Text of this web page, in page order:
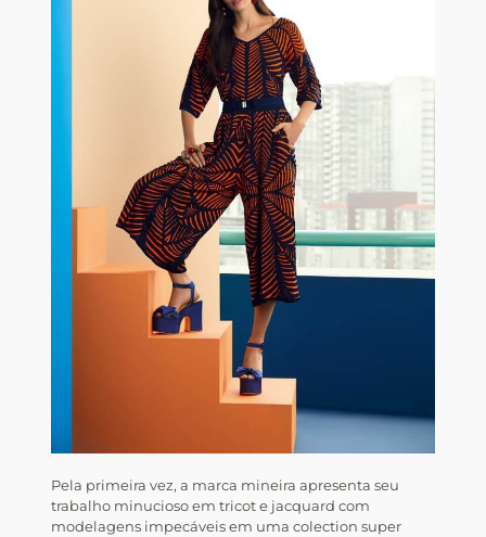
Pela primeira vez, a marca mineira apresenta seu
trabalho minucioso em tricot e jacquard com
modelagens impecáveis em uma colection super